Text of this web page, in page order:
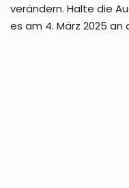
verändern. Halte die
es am 4. März 2025